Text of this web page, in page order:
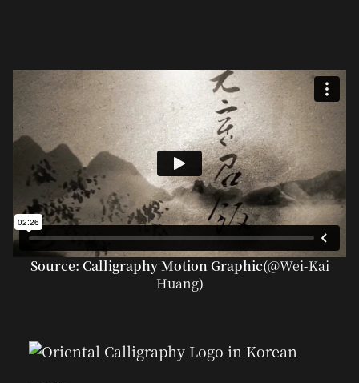
Source: Calligraphy Motion Graphic(@Wei-Kai
Huang)